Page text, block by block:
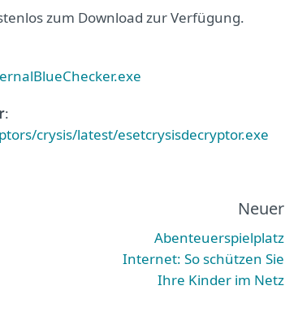
zum Download zur Verfügung.
:
crysis/latest/esetcrysisdecryptor.exe
Neuer
Abenteuerspielplatz
Internet: So schützen Sie
Ihre Kinder im Netz